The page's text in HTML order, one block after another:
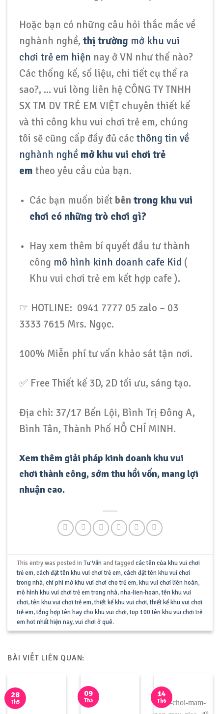
Hoặc bạn có những câu hỏi thắc mắc về
nghành nghề, thị trường mở khu vui
chơi trẻ em hiện nay ở VN như thế nào?
Các thống kế, số liệu, chi tiết cụ thể ra
sao?, … vui lòng liên hệ CÔNG TY TNHH
SX TM DV TRẺ EM VIỆT chuyên thiết kế
và thi công khu vui chơi trẻ em, chúng
tôi sẽ cũng cấp đầy đủ các thông tin về
nghành nghề mở khu vui chơi trẻ
em theo yêu cầu của bạn.
Các bạn muốn biết bêntrong khu vui
chơi có những trò chơi gì?
Hay xem thêm bí quyết đầu tư thành
công mô hình kinh doanh cafe Kid (
Khu vui chơi trẻ em kết hợp cafe ).
☞ HOTLINE: 0941 7777 05 zalo – 03
3333 7615 Mrs. Ngọc.
100% Miễn phí tư vấn khảo sát tận nơi.
✅ Free Thiết kế 3D, 2D tối ưu, sáng tạo.
Địa chỉ: 37/17 Bến Lội, Bình Trị Đông A,
Bình Tân, Thành Phố HỒ CHÍ MINH.
Xem thêm giải pháp kinh doanh khu vui
chơi thành công, sớm thu hồi vốn, mang lợi
nhuận cao.
This entry was posted inTư Vấnand taggedcác tên của khu vui chơi
trẻ em,cách đặt tên khu vui chơi trẻ em,cách đặt tên khu vui chơi
trong nhà,chi phí mở khu vui chơi cho trẻ em, khu vui chơi liên hoàn,
mô hình khu vui chơi trẻ em trong nhà,nha-lien-hoan,tên khu vui
chơi,tên khu vui chơi trẻ em,thiết kế khu vui chơi,thiết kế khu vui chơi
trẻ em,tổng hợp tên hay cho khu vui chơi,top 100 tên khu vui chơi trẻ
em hot nhất hiện nay,vui chơi ở quê.
BÀI VIẾT LIÊN QUAN:
28
Th5
09
Th3
14
Th6